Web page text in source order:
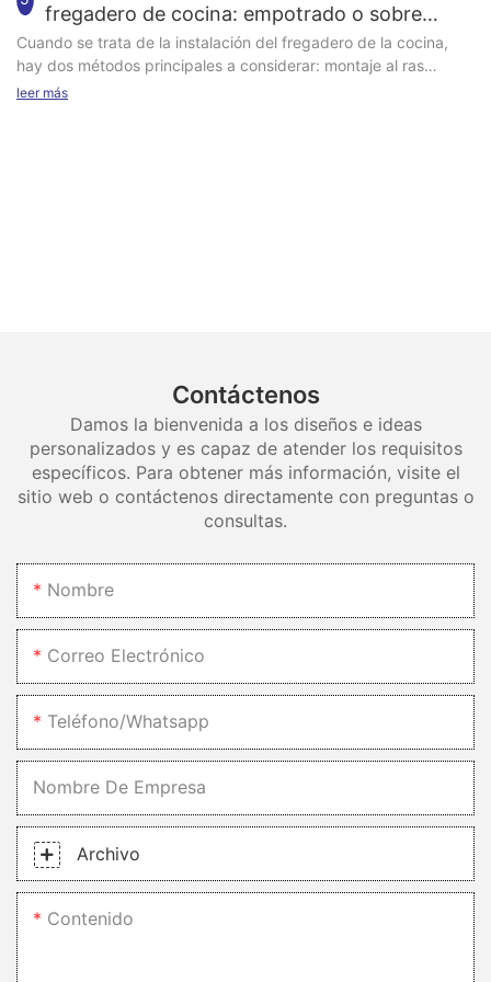
fregadero de cocina: empotrado o sobre
encimera
Cuando se trata de la instalación del fregadero de la cocina,
hay dos métodos principales a considerar: montaje al ras
(también conocido como bajo encimera) y montaje superior.
leer más
Contáctenos
Damos la bienvenida a los diseños e ideas
personalizados y es capaz de atender los requisitos
específicos. Para obtener más información, visite el
sitio web o contáctenos directamente con preguntas o
consultas.
Nombre
Correo Electrónico
Teléfono/whatsapp
Nombre De Empresa
Archivo
Contenido